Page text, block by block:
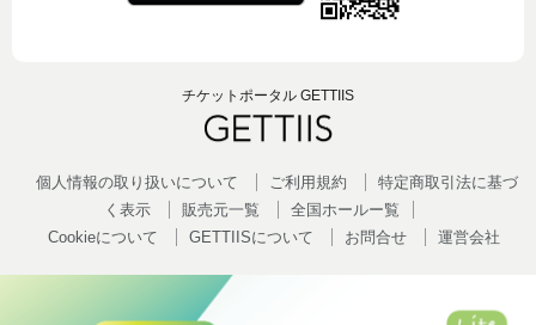
チケットポータル GETTIIS
個人情報の取り扱いについて ご利用規約
特定商取引法に基づ
く表示
販売元一覧
全国ホールー覧
Cookieについて
GETTIISについて お問合せ 運営会社